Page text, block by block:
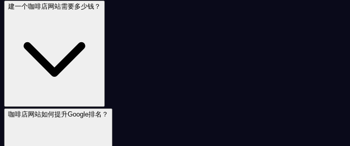
建一个咖啡店网站需要多少钱？
咖啡店网站如何提升Google排名？